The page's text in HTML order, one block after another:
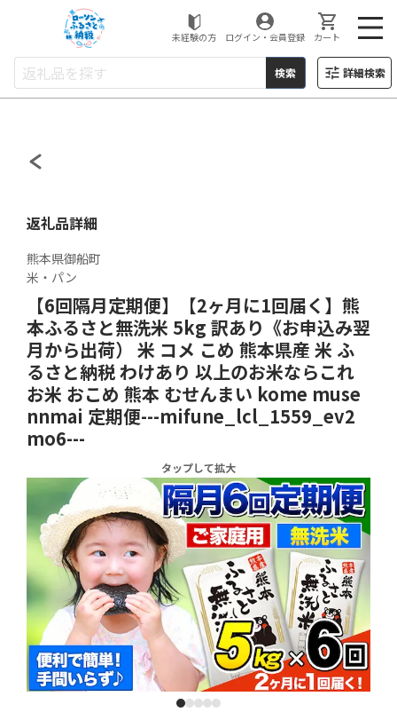
ローソンふるさと納税
未経験の方 ログイン・会員登録 カート
検索 詳細検索
返礼品詳細
熊本県御船町
米・パン
【6回隔月定期便】【2ヶ月に1回届く】熊
本ふるさと無洗米 5kg 訳あり《お申込み翌
月から出荷） 米 コメ こめ 熊本県産 米 ふ
るさと納税 わけあり 以上のお米ならこれ
お米 おこめ 熊本 むせんまい kome muse
nnmai 定期便---mifune_lcl_1559_ev2
mo6---
タップして拡大
1 2 3 4 5